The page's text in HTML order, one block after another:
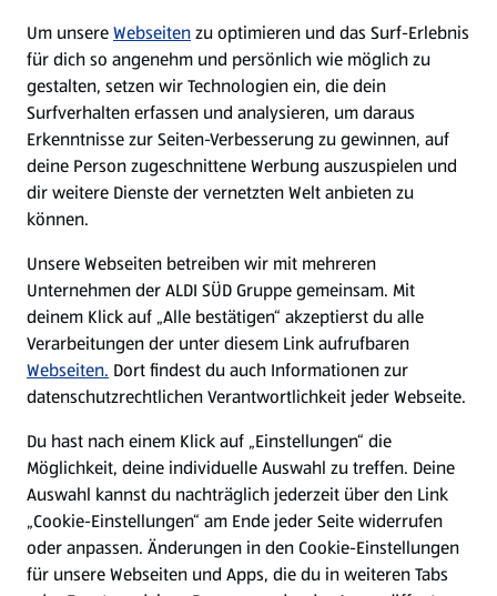
WhatsApp
Über ALDI SÜD
Filialen
Nachhaltigkeit
Karriere
Presse
Hilfe & Kontakt
(öffnet in einem neuen Tab)
Unternehmen
Um unsereWebseitenzu optimieren und das Surf-Erlebnis
für dich so angenehm und persönlich wie möglich zu
gestalten, setzen wir Technologien ein, die dein
Surfverhalten erfassen und analysieren, um daraus
Erkenntnisse zur Seiten-Verbesserung zu gewinnen, auf
deine Person zugeschnittene Werbung auszuspielen und
dir weitere Dienste der vernetzten Welt anbieten zu
können.
Unsere Webseiten betreiben wir mit mehreren
Unternehmen der ALDI SÜD Gruppe gemeinsam. Mit
deinem Klick auf „Alle bestätigen“ akzeptierst du alle
Verarbeitungen der unter diesem Link aufrufbaren
Webseiten. Dort findest du auch Informationen zur
datenschutzrechtlichen Verantwortlichkeit jeder Webseite.
Du hast nach einem Klick auf „Einstellungen“ die
Möglichkeit, deine individuelle Auswahl zu treffen. Deine
Auswahl kannst du nachträglich jederzeit über den Link
„Cookie-Einstellungen“ am Ende jeder Seite widerrufen
oder anpassen. Änderungen in den Cookie-Einstellungen
für unsere Webseiten und Apps, die du in weiteren Tabs